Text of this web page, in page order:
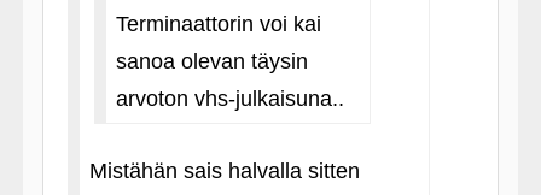
Terminaattorin voi kai
sanoa olevan täysin
arvoton vhs-julkaisuna..
Mistähän sais halvalla sitten